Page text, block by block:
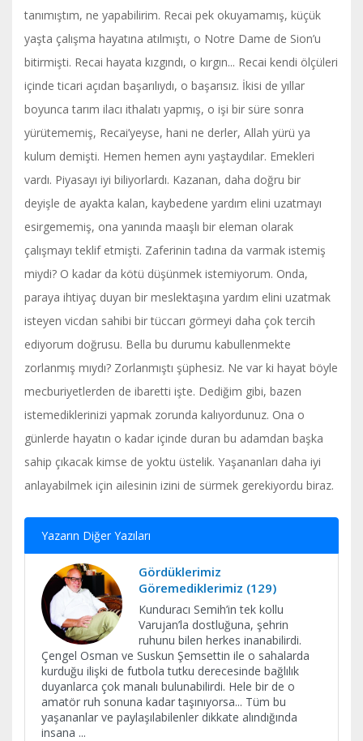
tanımıştım, ne yapabilirim. Recai pek okuyamamış, küçük
yaşta çalışma hayatına atılmıştı, o Notre Dame de Sion’u
bitirmişti. Recai hayata kızgındı, o kırgın... Recai kendi ölçüleri
içinde ticari açıdan başarılıydı, o başarısız. İkisi de yıllar
boyunca tarım ilacı ithalatı yapmış, o işi bir süre sonra
yürütememiş, Recai’yeyse, hani ne derler, Allah yürü ya
kulum demişti. Hemen hemen aynı yaştaydılar. Emekleri
vardı. Piyasayı iyi biliyorlardı. Kazanan, daha doğru bir
deyişle de ayakta kalan, kaybedene yardım elini uzatmayı
esirgememiş, ona yanında maaşlı bir eleman olarak
çalışmayı teklif etmişti. Zaferinin tadına da varmak istemiş
miydi? O kadar da kötü düşünmek istemiyorum. Onda,
paraya ihtiyaç duyan bir meslektaşına yardım elini uzatmak
isteyen vicdan sahibi bir tüccarı görmeyi daha çok tercih
ediyorum doğrusu. Bella bu durumu kabullenmekte
zorlanmış mıydı? Zorlanmıştı şüphesiz. Ne var ki hayat böyle
mecburiyetlerden de ibaretti işte. Dediğim gibi, bazen
istemediklerinizi yapmak zorunda kalıyordunuz. Ona o
günlerde hayatın o kadar içinde duran bu adamdan başka
sahip çıkacak kimse de yoktu üstelik. Yaşananları daha iyi
anlayabilmek için ailesinin izini de sürmek gerekiyordu biraz.
Yazarın Diğer Yazıları
Gördüklerimiz
Göremediklerimiz (129)
Kunduracı Semih’in tek kollu
Varujan’la dostluğuna, şehrin
ruhunu bilen herkes inanabilirdi.
Çengel Osman ve Suskun Şemsettin ile o sahalarda
kurduğu ilişki de futbola tutku derecesinde bağlılık
duyanlarca çok manalı bulunabilirdi. Hele bir de o
amatör ruh sonuna kadar taşınıyorsa... Tüm bu
yaşananlar ve paylaşılabilenler dikkate alındığında
insana ...